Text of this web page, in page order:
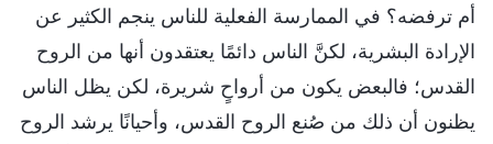
أم ترفضه؟ في الممارسة الفعلية للناس ينجم الكثير عن
الإرادة البشرية، لكنَّ الناس دائمًا يعتقدون أنها من الروح
القدس؛ فالبعض يكون من أرواحٍ شريرة، لكن يظل الناس
يظنون أن ذلك من صُنع الروح القدس، وأحيانًا يرشد الروح